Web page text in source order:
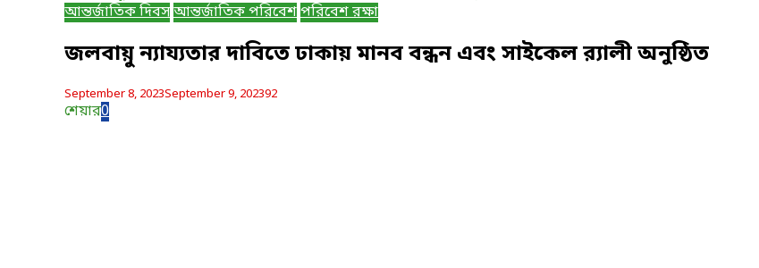
আন্তর্জাতিক দিবসআন্তর্জাতিক পরিবেশপরিবেশ রক্ষা
জলবায়ু ন্যায্যতার দাবিতে ঢাকায় মানব বন্ধন এবং সাইকেল র‌্যালী অনুষ্ঠিত
September 8, 2023September 9, 202392
শেয়ার0